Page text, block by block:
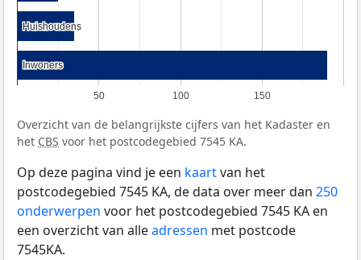
50 100 150
Huishoudens
Huishoudens
Inwoners
Inwoners
Overzicht van de belangrijkste cijfers van het Kadaster en
het CBS voor het postcodegebied 7545 KA.
Op deze pagina vind je een kaartvan het
postcodegebied 7545 KA, de data over meer dan 250
onderwerpen voor het postcodegebied 7545 KA en
een overzicht van alleadressen met postcode
7545KA.